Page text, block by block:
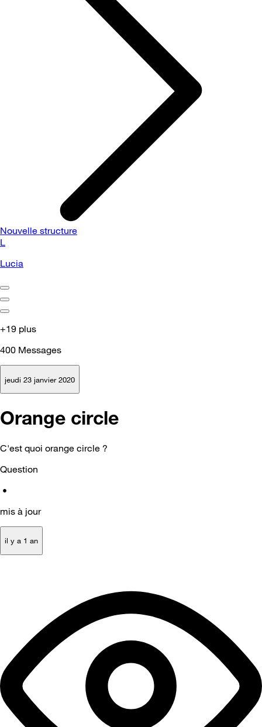
Nouvelle structure
L
Lucia
+19 plus
400 Messages
jeudi 23 janvier 2020
Orange circle
C'est quoi orange circle ?
Question
•
mis à jour
il y a 1 an